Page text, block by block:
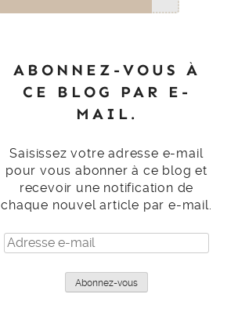
ABONNEZ-VOUS À
CE BLOG PAR E-
MAIL.
Saisissez votre adresse e-mail
pour vous abonner à ce blog et
recevoir une notification de
chaque nouvel article par e-mail.
Adresse
e-
Abonnez-vous